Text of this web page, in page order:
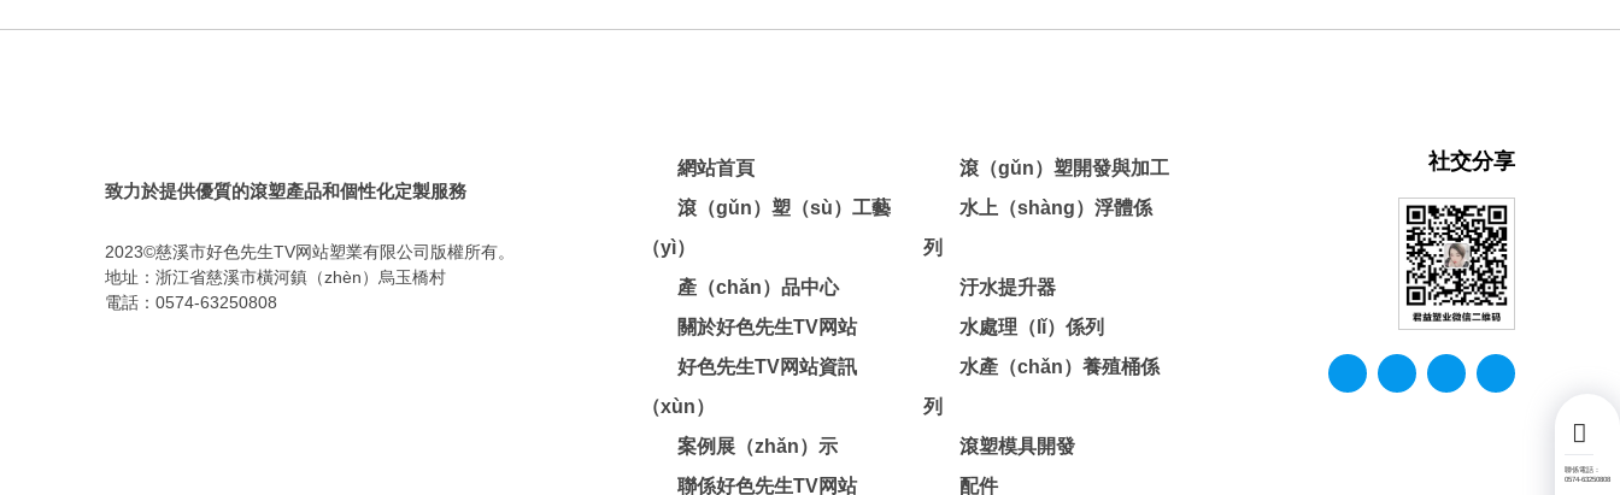
致力於提供優質的滾塑產品和個性化定製服務
2023©慈溪市好色先生TV网站塑業有限公司版權所有。
地址：浙江省慈溪市橫河鎮（zhèn）烏玉橋村
電話：0574-63250808
網站首頁
滾（gǔn）塑（sù）工藝
（yì）
產（chǎn）品中心
關於好色先生TV网站
好色先生TV网站資訊
（xùn）
案例展（zhǎn）示
聯係好色先生TV网站
滾（gǔn）塑開發與加工
水上（shàng）浮體係
列
汙水提升器
水處理（lǐ）係列
水產（chǎn）養殖桶係
列
滾塑模具開發
配件
社交分享
聯係電話：
0574-63250808